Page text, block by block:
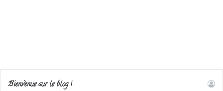
Bienvenue sur le blog !